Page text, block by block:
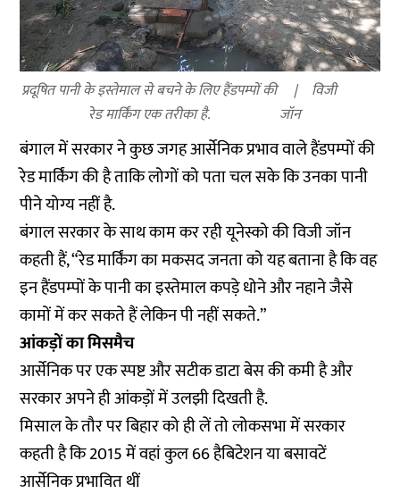
प्रदूषित पानी के इस्तेमाल से बचने के लिए हैंडपम्पों की
रेड मार्किंग एक तरीका है.
विजी
जॉन
बंगाल में सरकार ने कुछ जगह आर्सेनिक प्रभाव वाले हैंडपम्पों की
रेड मार्किंग की है ताकि लोगों को पता चल सके कि उनका पानी
पीने योग्य नहीं है.
बंगाल सरकार के साथ काम कर रही यूनेस्को की विजी जॉन
कहती हैं, “रेड मार्किंग का मकसद जनता को यह बताना है कि वह
इन हैंडपम्पों के पानी का इस्तेमाल कपड़े धोने और नहाने जैसे
कामों में कर सकते हैं लेकिन पी नहीं सकते.”
आंकड़ों का मिसमैच
आर्सेनिक पर एक स्पष्ट और सटीक डाटा बेस की कमी है और
सरकार अपने ही आंकड़ों में उलझी दिखती है.
मिसाल के तौर पर बिहार को ही लें तो लोकसभा में सरकार
कहती है कि 2015 में वहां कुल 66 हैबिटेशन या बसावटें
आर्सेनिक प्रभावित थीं